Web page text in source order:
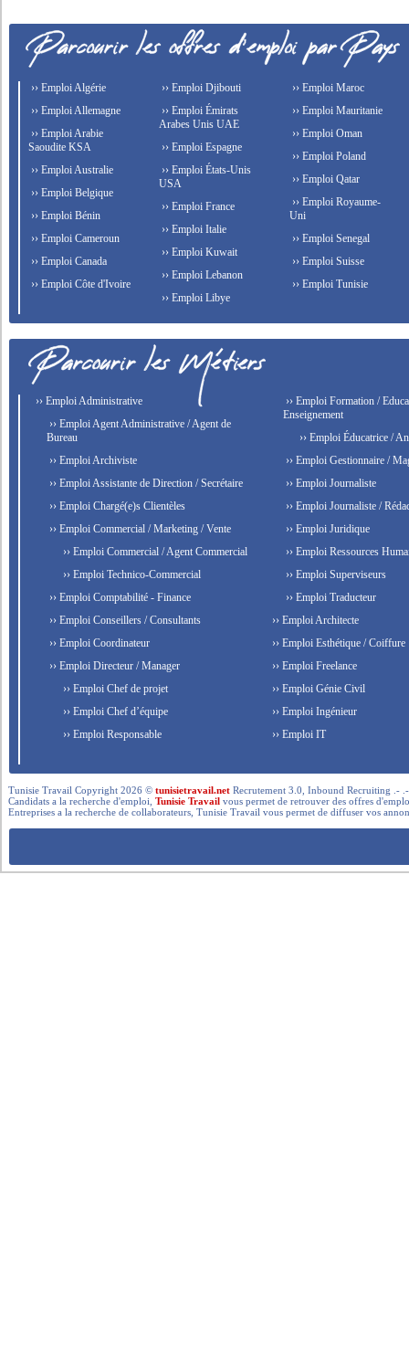
›› Emploi Algérie
›› Emploi Allemagne
›› Emploi Arabie
Saoudite KSA
›› Emploi Australie
›› Emploi Belgique
›› Emploi Bénin
›› Emploi Cameroun
›› Emploi Canada
›› Emploi Côte d'Ivoire
›› Emploi Djibouti
›› Emploi Émirats
Arabes Unis UAE
›› Emploi Espagne
›› Emploi États-Unis
USA
›› Emploi France
›› Emploi Italie
›› Emploi Kuwait
›› Emploi Lebanon
›› Emploi Libye
›› Emploi Maroc
›› Emploi Mauritanie
›› Emploi Oman
›› Emploi Poland
›› Emploi Qatar
›› Emploi Royaume-
Uni
›› Emploi Senegal
›› Emploi Suisse
›› Emploi Tunisie
›› Emploi Administrative
›› Emploi Agent Administrative / Agent de
Bureau
›› Emploi Archiviste
›› Emploi Assistante de Direction / Secrétaire
›› Emploi Chargé(e)s Clientèles
›› Emploi Commercial / Marketing / Vente
›› Emploi Commercial / Agent Commercial
›› Emploi Technico-Commercial
›› Emploi Comptabilité - Finance
›› Emploi Conseillers / Consultants
›› Emploi Coordinateur
›› Emploi Directeur / Manager
›› Emploi Chef de projet
›› Emploi Chef d’équipe
›› Emploi Responsable
›› Emploi Formation /
Enseignement
›› Emploi Éducatrice /
›› Emploi Gestionnaire /
›› Emploi Journaliste
›› Emploi Journaliste /
›› Emploi Juridique
›› Emploi Ressources
›› Emploi Superviseurs
›› Emploi Traducteur
›› Emploi Architecte
›› Emploi Esthétique / Coiffure
›› Emploi Freelance
›› Emploi Génie Civil
›› Emploi Ingénieur
›› Emploi IT
Tunisie Travail Copyright 2026 ©tunisietravail.net Recrutement 3.0, Inbound Recruiting .-
Candidats a la recherche d'emploi,Tunisie Travail vous permet de retrouver des offres
Entreprises a la recherche de collaborateurs, Tunisie Travail vous permet de diffuser vos